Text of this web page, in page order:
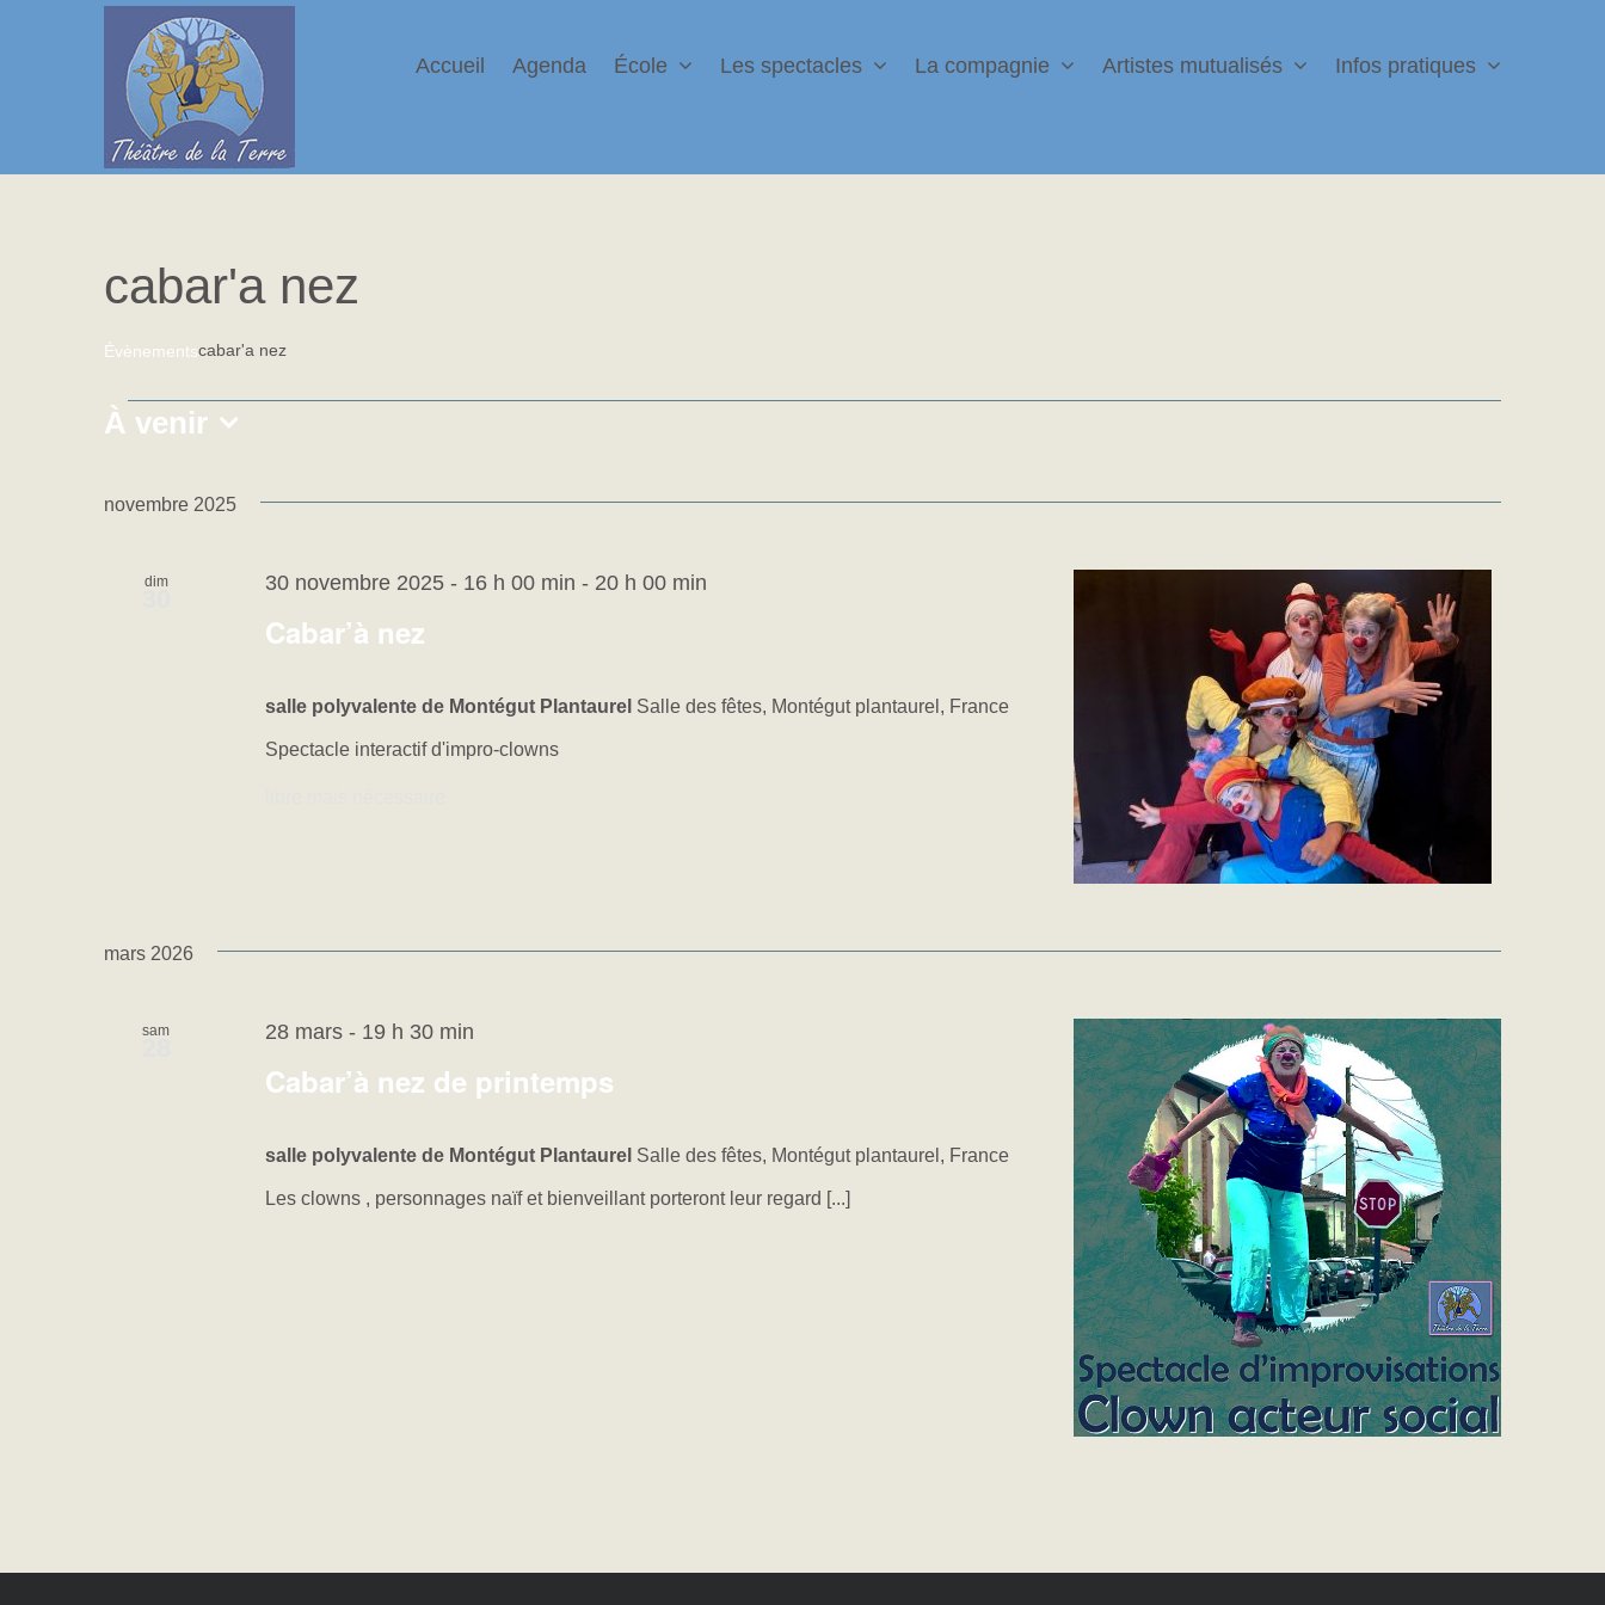
Accueil Agenda École Les spectacles La compagnie Artistes mutualisés Infos pratiques
cabar'a nez
Évènementscabar'a nez
Évènements
À venir
date.
novembre 2025
dim
Cabar’à nez
30 novembre 2025 - 16 h 00 min - 20 h 00 min
salle polyvalente de Montégut Plantaurel Salle des fêtes, Montégut plantaurel, France
Spectacle interactif d'impro-clowns
mars 2026
sam
Cabar’à nez de printemps
28 mars - 19 h 30 min
salle polyvalente de Montégut Plantaurel Salle des fêtes, Montégut plantaurel, France
Les clowns , personnages naïf et bienveillant porteront leur regard [...]